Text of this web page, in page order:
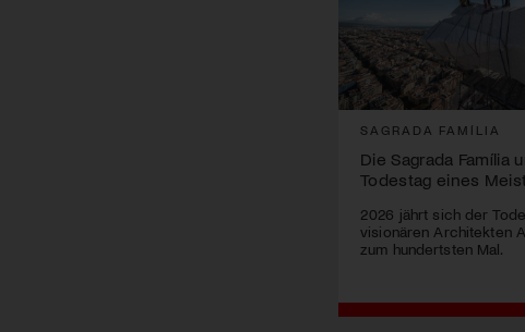
SAGRADA FAMÍLIA
Die Sagrada Família
Todestag eines
2026 jährt sich der
visionären Architekten
zum hundertsten Mal.